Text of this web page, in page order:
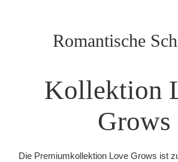
Romantische
Kollektion
Grows
Die Premiumkollektion Love Grows ist